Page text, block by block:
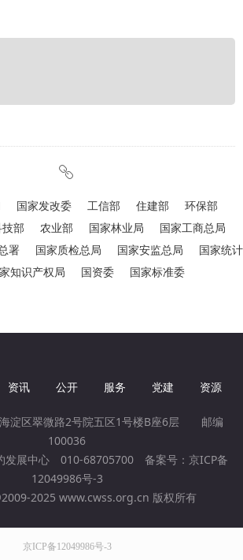
国家发改委 工信部 住建部
环保部
部 农业部 国家林业局
国家工商总局
署 国家质检总局 国家安监总局
国家统计
知识产权局 国资委 国家标准委
ꁓ
资讯 公开 服务 党建 资源
海淀区翠微路2号院五区1号楼B座6层 邮编
100036
发展中心 010-68705700 备案号： 京ICP备
12049986号-3
2025 www.cwss.org.cn 版权所有
京ICP备12049986号-3